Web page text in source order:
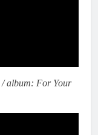
/ album: For Your